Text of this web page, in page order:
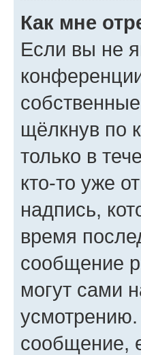
Как мне
Если вы не
щёлкнув по
только в
кто-то уже
надпись,
время
сообщение
могут сами
усмотрению.
сообщение,